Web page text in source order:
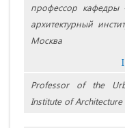
профессор кафедры
архитектурный
Москва
Professor of the
Institute of Architecture